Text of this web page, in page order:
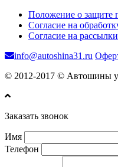
Положение о защите
Согласие на
Согласие на рассылки
info@autoshina31.ru
© 2012-2017 © Автошины
Заказать звонок
Имя
Телефон